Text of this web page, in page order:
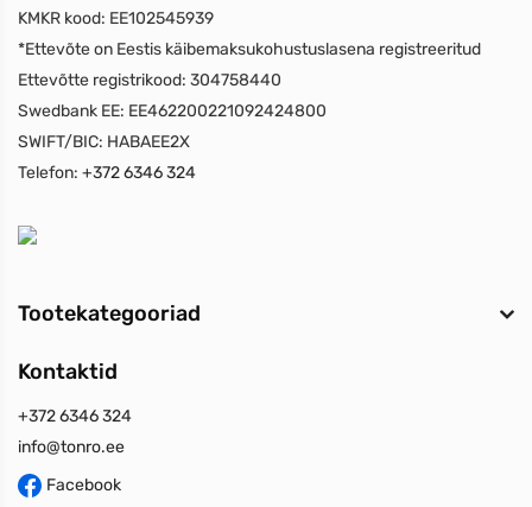
KMKR kood: EE102545939
*Ettevõte on Eestis käibemaksukohustuslasena registreeritud
Ettevõtte registrikood: 304758440
Swedbank EE: EE462200221092424800
SWIFT/BIC: HABAEE2X
Telefon: +372 6346 324
Tootekategooriad
Kontaktid
+372 6346 324
info@tonro.ee
Facebook